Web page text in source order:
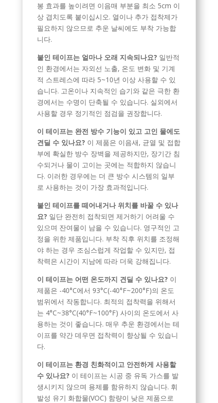
봉 효과를 높이려면 이음매 부분을 최소 5cm 이
상 겹치도록 붙이십시오. 열이나 추가 접착제가
필요하지 않으므로 추운 날씨에도 부착 가능합
니다.
붙인 테이프는 얼마나 오래 지속되나요? 일반적
인 환경에서는 자외선 노출, 온도 변화 및 기계
적 스트레스에 따라 5~10년 이상 사용할 수 있
습니다. 고온이나 지속적인 습기와 같은 극한 환
경에서는 수명이 단축될 수 있습니다. 실외에서
사용할 경우 정기적인 점검을 권장합니다.
이 테이프는 완전 방수 기능이 있고 고인 물에도
견딜 수 있나요? 이 제품은 이음새, 균열 및 접합
부에 확실한 방수 장벽을 제공하지만, 장기간 침
수되거나 물이 고이는 곳에는 적합하지 않습니
다. 이러한 경우에는 더 큰 방수 시스템의 일부
로 사용하는 것이 가장 효과적입니다.
붙인 테이프를 떼어내거나 위치를 바꿀 수 있나
요? 일단 완전히 접착되면 제거하기 어려울 수
있으며 잔여물이 남을 수 있습니다. 영구적인 고
정을 위한 제품입니다. 부착 직후 위치를 조정해
야 하는 경우 조심스럽게 작업할 수 있지만, 접
착력은 시간이 지남에 따라 더욱 강해집니다.
이 테이프는 어떤 온도까지 견딜 수 있나요? 이
제품은 -40°C에서 93°C(-40°F~200°F)의 온도
범위에서 작동합니다. 최적의 접착력을 위해서
는 4°C~38°C(40°F~100°F) 사이의 온도에서 사
용하는 것이 좋습니다. 매우 추운 환경에서는 테
이프를 약간 데우면 접착력이 향상될 수 있습니
다.
이 테이프는 환경 친화적이고 안전하게 사용할
수 있나요? 이 테이프는 시공 중 유독 가스를 발
생시키지 않으며 용제를 함유하지 않습니다. 휘
발성 유기 화합물(VOC) 함량이 낮은 제품으로